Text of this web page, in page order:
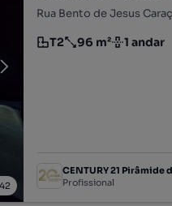
42
Tipologia
T2
Preço por metro
96 m²
Andar 1 andar
CENTURY 21 Pirâmide
Profissional